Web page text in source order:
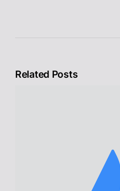
Related Posts